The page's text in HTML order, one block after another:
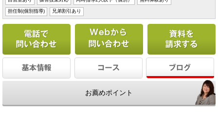
担任制(個別指導) 兄弟割引あり
電話で問い合わせる Webから問い合わせ
お薦めポイント